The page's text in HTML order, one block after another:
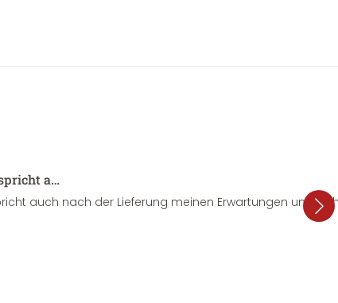
a…
auch nach der Lieferung meinen Erwartungen und